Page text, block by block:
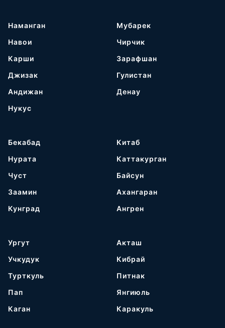
Наманган
Навои
Карши
Джизак
Андижан
Нукус
Мубарек
Чирчик
Зарафшан
Гулистан
Денау
Бекабад
Нурата
Чуст
Заамин
Кунград
Китаб
Каттакурган
Байсун
Ахангаран
Ангрен
Ургут
Учкудук
Турткуль
Пап
Каган
Акташ
Кибрай
Питнак
Янгиюль
Каракуль